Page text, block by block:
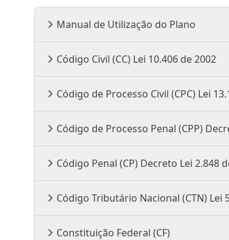
Manual de Utilização do Plano
Código Civil (CC) Lei 10.406 de 2002
Código de
Código de
Código Penal (CP) Decreto Lei
Código
Constituição Federal (CF)